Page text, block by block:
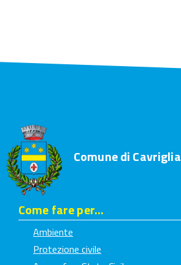
Comune di Cavriglia
Come fare per...
Ambiente
Protezione civile